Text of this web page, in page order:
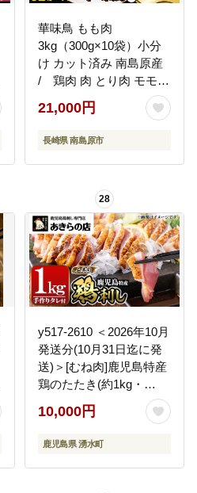
華味鳥 もも肉
3kg（300g×10袋）小分
け カット済み 南島原産
/ 鶏肉 肉 とり肉 モモ肉
鶏もも肉 冷凍 / 南島原市
/ 株式会社渡部ブロイラ
ー [SFS011]
21,000円
長崎県 南島原市
28
y517-2610 ＜2026年10月
発送分(10月31日迄に発
送)＞[むね肉]鹿児島特産
鶏のたたき(約1kg・
200g×5P) 鳥刺し 鶏刺し
肉 鳥刺 タタキ 鶏肉 親鶏
とり トリ とりにく 刺身
ネ タレ 鶏さし とりさし
10,000円
鹿児島県 湧水町